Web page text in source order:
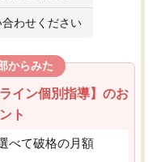
わせください
からみた
イン個別指導】のお
ト
べて破格の月額